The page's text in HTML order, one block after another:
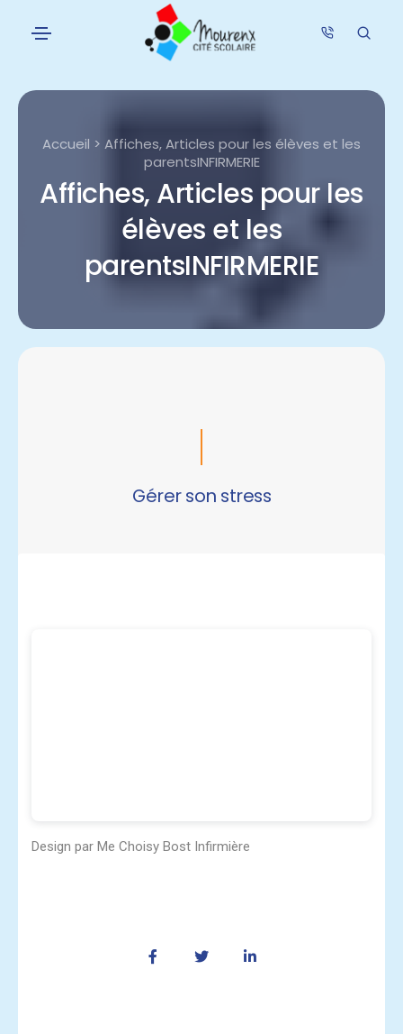
Accueil > Affiches, Articles pour les élèves et les
parentsINFIRMERIE
Affiches, Articles pour les
élèves et les
parentsINFIRMERIE
Gérer son stress
Design par Me Choisy Bost Infirmière